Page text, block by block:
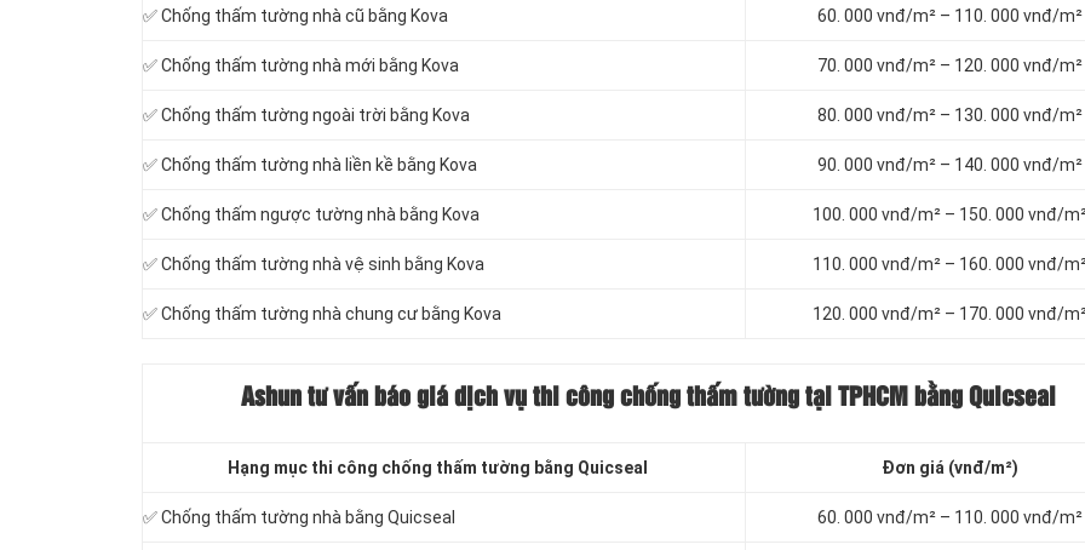
✅ Chống thấm tường nhà cũ bằng Kova 60. 000 vnđ/m² – 110. 000 vnđ/m²
✅ Chống thấm tường nhà mới bằng Kova 70. 000 vnđ/m² – 120. 000 vnđ/m²
✅ Chống thấm tường ngoài trời bằng Kova 80. 000 vnđ/m² – 130. 000 vnđ/m²
✅ Chống thấm tường nhà liền kề bằng Kova 90. 000 vnđ/m² – 140. 000 vnđ/m²
✅ Chống thấm ngược tường nhà bằng Kova 100. 000 vnđ/m² – 150. 000 vnđ/
✅ Chống thấm tường nhà vệ sinh bằng Kova 110. 000 vnđ/m² – 160. 000 vnđ/
✅ Chống thấm tường nhà chung cư bằng Kova 120. 000 vnđ/m² – 170. 000 vnđ/
Ashun tư vấn báo giá dịch vụ thi công chống thấm tường tại TPHCM bằng Quicseal
Hạng mục thi công chống thấm tường bằng Quicseal Đơn giá (vnđ/m²)
✅ Chống thấm tường nhà bằng Quicseal 60. 000 vnđ/m² – 110. 000 vnđ/m²